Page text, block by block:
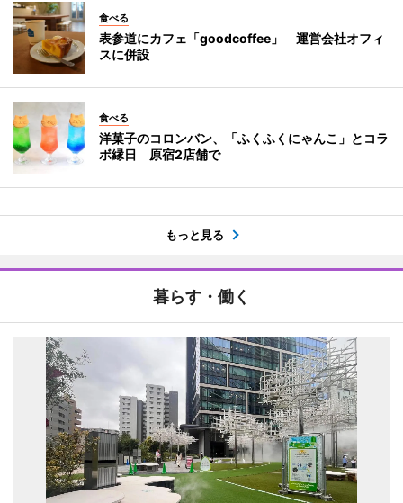
食べる
表参道にカフェ「goodcoffee」 運営会社オフィ
スに併設
食べる
洋菓子のコロンバン、「ふくふくにゃんこ」とコラ
ボ縁日 原宿2店舗で
もっと見る
暮らす・働く